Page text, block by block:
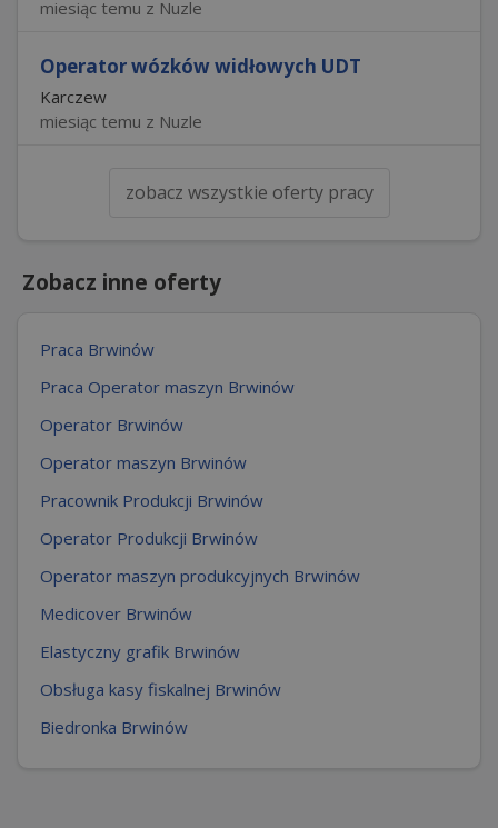
miesiąc temu z Nuzle
Operator wózków widłowych UDT
Karczew
miesiąc temu z Nuzle
zobacz wszystkie oferty pracy
Zobacz inne oferty
Praca Brwinów
Praca Operator maszyn Brwinów
Operator Brwinów
Operator maszyn Brwinów
Pracownik Produkcji Brwinów
Operator Produkcji Brwinów
Operator maszyn produkcyjnych Brwinów
Medicover Brwinów
Elastyczny grafik Brwinów
Obsługa kasy fiskalnej Brwinów
Biedronka Brwinów